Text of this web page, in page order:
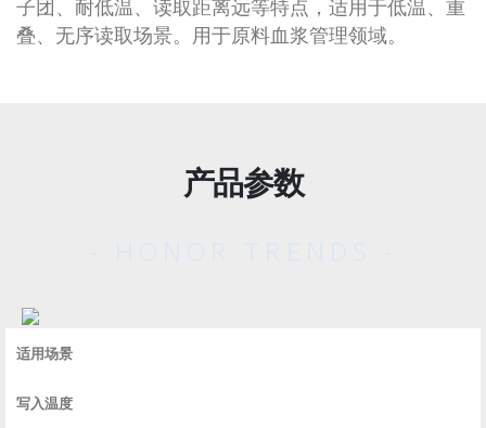
子团、耐低温、读取距离远等特点，适用于低温、重
叠、无序读取场景。用于原料血浆管理领域。
产品参数
适用场景
写入温度